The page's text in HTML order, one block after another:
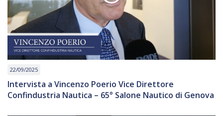
22/09/2025
Intervista a Vincenzo Poerio Vice Direttore
Confindustria Nautica – 65° Salone Nautico di Genova